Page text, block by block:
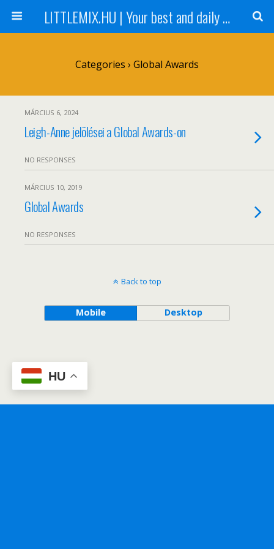
LITTLEMIX.HU | Your best and daily updated fansite about Little Mix
Categories › Global Awards
MÁRCIUS 6, 2024
Leigh-Anne jelölései a Global Awards-on
NO RESPONSES
MÁRCIUS 10, 2019
Global Awards
NO RESPONSES
Back to top
Mobile Desktop
HU